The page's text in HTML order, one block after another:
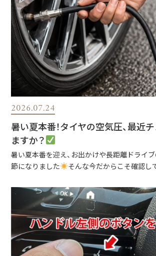
2026.07.24
暑い夏本番！タイヤの空気圧、最近
ますか？
暑い夏本番を迎え、お出かけや長距離ドライ
節になりました
そんな今だからこそ確認し